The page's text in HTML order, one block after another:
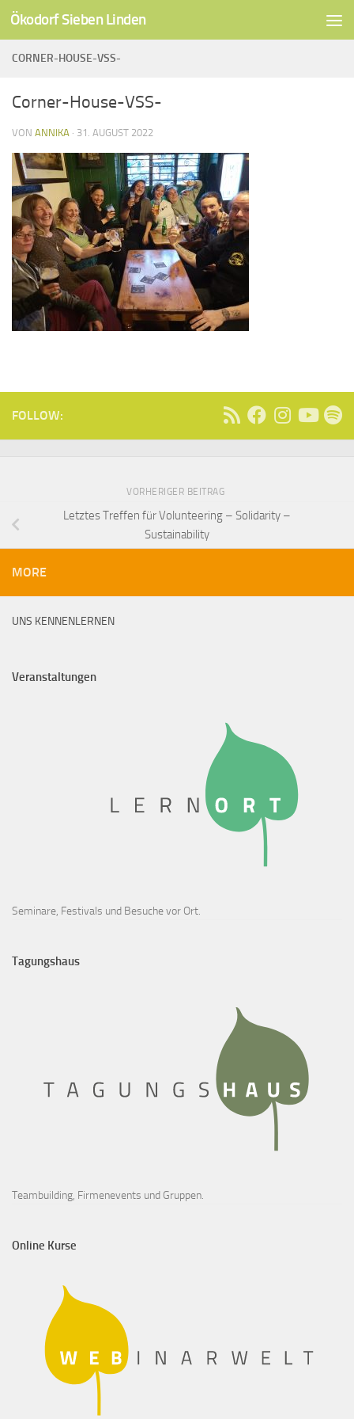
Unter dem Inhalt
Ökodorf Sieben Linden
CORNER-HOUSE-VSS-
Corner-House-VSS-
VON ANNIKA · 31. AUGUST 2022
FOLLOW:
VORHERIGER BEITRAG
Letztes Treffen für Volunteering – Solidarity –
Sustainability
MORE
UNS KENNENLERNEN
Veranstaltungen
Seminare, Festivals und Besuche vor Ort.
Tagungshaus
Teambuilding, Firmenevents und Gruppen.
Online Kurse